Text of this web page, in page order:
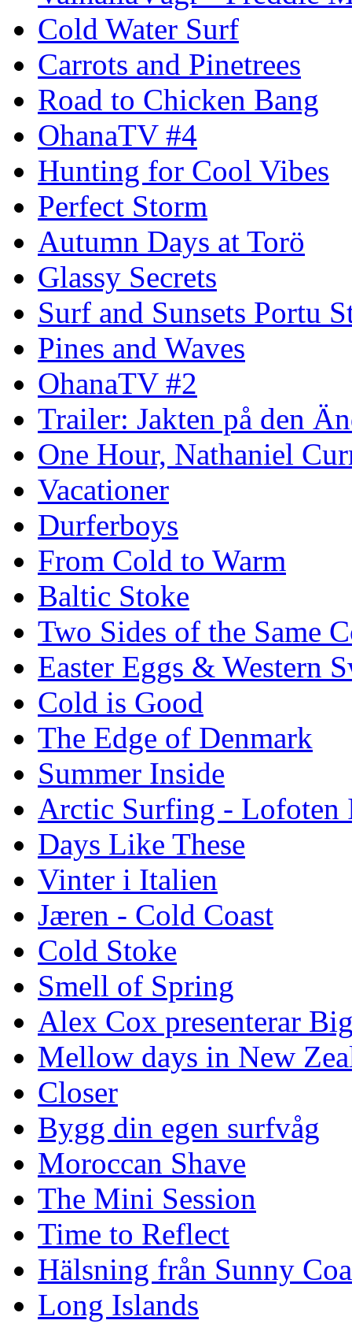
Cold Water Surf
Carrots and Pinetrees
Road to Chicken Bang
OhanaTV #4
Hunting for Cool Vibes
Perfect Storm
Autumn Days at Torö
Glassy Secrets
Surf and Sunsets Portu
Pines and Waves
OhanaTV #2
Trailer: Jakten på den
One Hour, Nathaniel
Vacationer
Durferboys
From Cold to Warm
Baltic Stoke
Two Sides of the Same
Easter Eggs & Western
Cold is Good
The Edge of Denmark
Summer Inside
Arctic Surfing - Lofoten
Days Like These
Vinter i Italien
Jæren - Cold Coast
Cold Stoke
Smell of Spring
Alex Cox presenterar
Mellow days in New
Closer
Bygg din egen surfvåg
Moroccan Shave
The Mini Session
Time to Reflect
Hälsning från Sunny
Long Islands